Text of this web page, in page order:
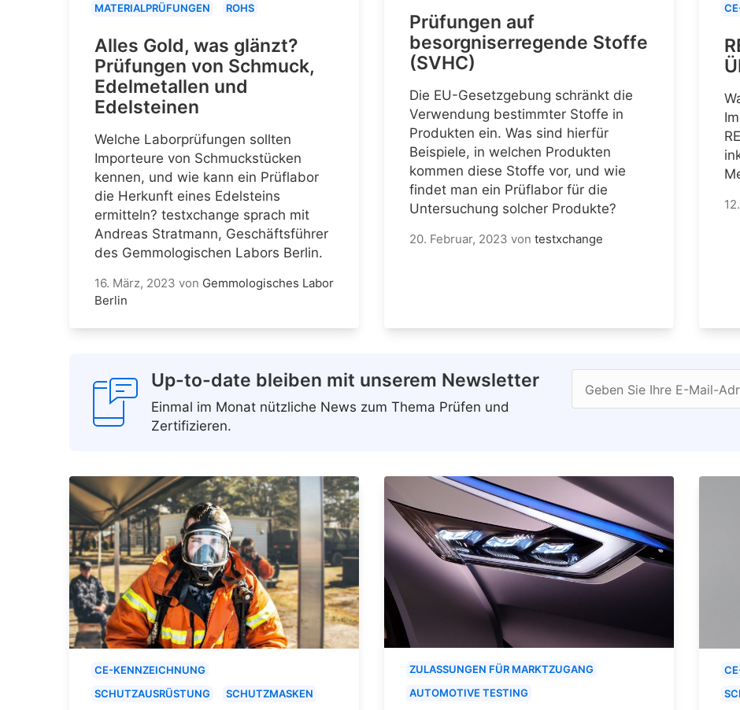
MATERIALPRÜFUNGEN
ROHS
Alles Gold, was glänzt?
Prüfungen von Schmuck,
Edelmetallen und
Edelsteinen
Welche Laborprüfungen sollten
Importeure von Schmuckstücken
kennen, und wie kann ein Prüflabor
die Herkunft eines Edelsteins
ermitteln? testxchange sprach mit
Andreas Stratmann, Geschäftsführer
des Gemmologischen Labors Berlin.
16. März, 2023 von Gemmologisches Labor
Berlin
Prüfungen auf
besorgniserregende Stoffe
(SVHC)
Die EU-Gesetzgebung schränkt die
Verwendung bestimmter Stoffe in
Produkten ein. Was sind hierfür
Beispiele, in welchen Produkten
kommen diese Stoffe vor, und wie
findet man ein Prüflabor für die
Untersuchung solcher Produkte?
20. Februar, 2023 von testxchange
Up-to-date bleiben mit unserem Newsletter
Einmal im Monat nützliche News zum Thema Prüfen und
Zertifizieren.
Geben Sie Ihre E-Mail-
CE-KENNZEICHNUNG
SCHUTZAUSRÜSTUNG
SCHUTZMASKEN
ZULASSUNGEN FÜR MARKTZUGANG
AUTOMOTIVE TESTING